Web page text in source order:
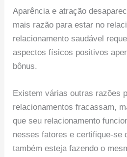
Aparência e atração
mais razão para estar no
relacionamento saudável
aspectos físicos positivos
bônus.
Existem várias outras razões
relacionamentos fracassam,
que seu relacionamento
nesses fatores e certifique-se
também esteja fazendo o